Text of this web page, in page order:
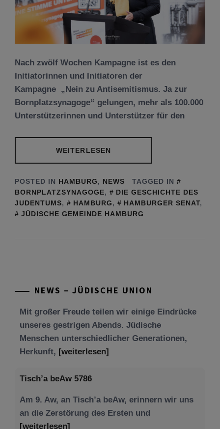
Nach zwölf Wochen Kampagne ist es den
Initiatorinnen und Initiatoren der
Kampagne „Nein zu Antisemitismus. Ja zur
Bornplatzsynagoge“ gelungen, mehr als 100.000
Unterstützerinnen und Unterstützer für den
WEITERLESEN
POSTED IN HAMBURG, NEWS
TAGGED IN
BORNPLATZSYNAGOGE,
DIE GESCHICHTE DES
JUDENTUMS, HAMBURG, HAMBURGER SENAT,
JÜDISCHE GEMEINDE HAMBURG
NEWS – JÜDISCHE UNION
Tisch’a beAw 5786
Am 9. Aw, an Tisch’a beAw, erinnern wir uns
an die Zerstörung des Ersten und
Freundschaft und der Begegnung.
Mit großer Freude teilen wir einige Eindrücke